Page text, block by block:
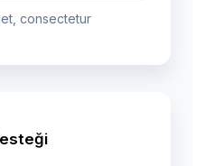
consectetur